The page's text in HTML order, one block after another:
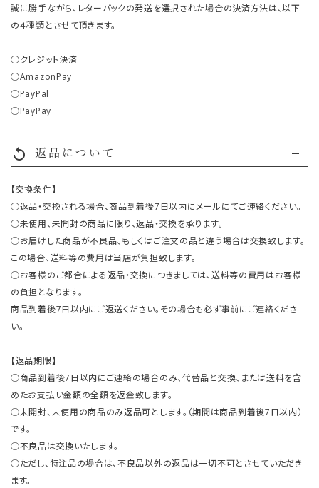
誠に勝手ながら、レターパックの発送を選択された場合の決済方法は、以下
の４種類とさせて頂きます。
○クレジット決済
○AmazonPay
○PayPal
○PayPay
replay 返品について
【交換条件】
○返品・交換される場合、商品到着後7日以内にメールにてご連絡ください。
○未使用、未開封の商品に限り、返品・交換を承ります。
○お届けした商品が不良品、もしくはご注文の品と違う場合は交換致します。
この場合、送料等の費用は当店が負担致します。
○お客様のご都合による返品・交換につきましては、送料等の費用はお客様
の負担となります。
商品到着後7日以内にご返送ください。その場合も必ず事前にご連絡くださ
い。
【返品期限】
○商品到着後7日以内にご連絡の場合のみ、代替品と交換、または送料を含
めたお支払い金額の全額を返金致します。
○未開封、未使用の商品のみ返品可とします。（期間は商品到着後7日以内）
です。
○不良品は交換いたします。
○ただし、特注品の場合は、不良品以外の返品は一切不可とさせていただき
ます。